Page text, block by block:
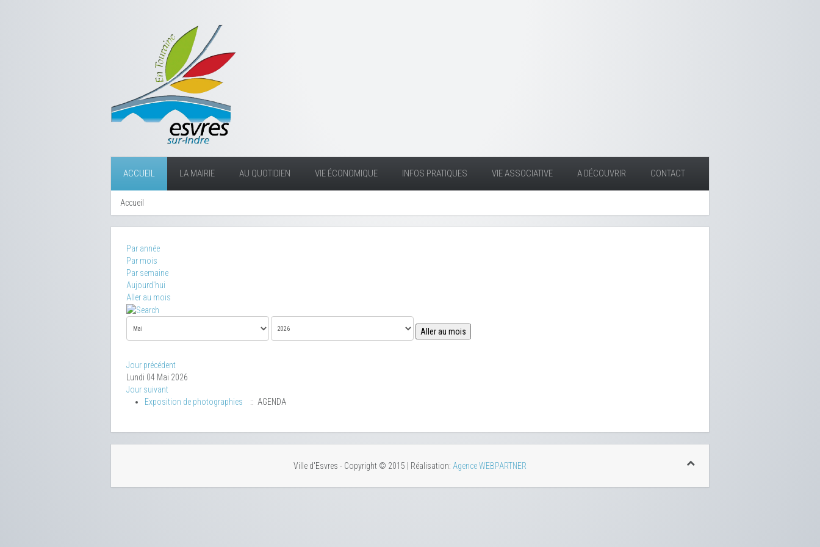
ACCUEIL LA MAIRIE AU QUOTIDIEN VIE ÉCONOMIQUE INFOS PRATIQUES VIE ASSOCIATIVE A DÉCOUVRIR CONTACT
Accueil
Par année
Par mois
Par semaine
Aujourd'hui
Aller au mois
Aller au mois
Jour précédent
Lundi 04 Mai 2026
Jour suivant
Exposition de photographies
:: AGENDA
Ville d'Esvres - Copyright © 2015 | Réalisation: Agence WEBPARTNER